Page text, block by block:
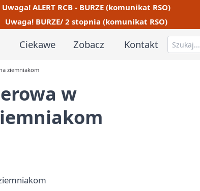
Uwaga! ALERT RCB - BURZE (komunikat RSO)
Uwaga! BURZE/ 2 stopnia (komunikat RSO)
Ciekawe Zobacz Kontakt
ziemniakom
w